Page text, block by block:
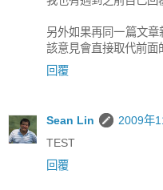
另外如果再同一篇文章
該意見會直接取代前面
回覆
Sean Lin
2009年
TEST
回覆